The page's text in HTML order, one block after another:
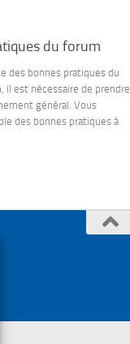
du forum
des bonnes pratiques du
il est nécessaire de prendre
général. Vous
des bonnes pratiques à